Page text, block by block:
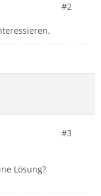
#2
#3
Lösung?